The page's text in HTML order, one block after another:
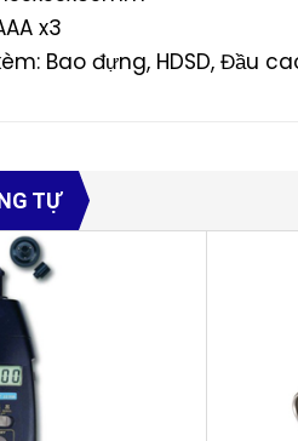
x3
Bao đựng, HDSD, Đầu
TỰ